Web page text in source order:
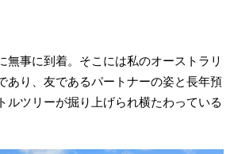
無事に到着。そこには私のオーストラリ
あり、友であるパートナーの姿と長年預
ルツリーが掘り上げられ横たわっている